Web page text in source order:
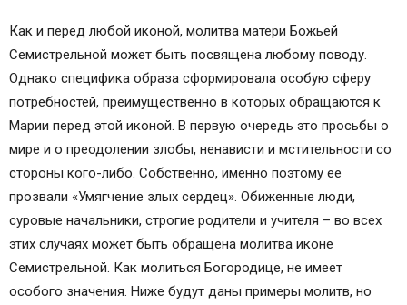
Как и перед любой иконой, молитва матери Божьей
Семистрельной может быть посвящена любому поводу.
Однако специфика образа сформировала особую сферу
потребностей, преимущественно в которых обращаются к
Марии перед этой иконой. В первую очередь это просьбы о
мире и о преодолении злобы, ненависти и мстительности со
стороны кого-либо. Собственно, именно поэтому ее
прозвали «Умягчение злых сердец». Обиженные люди,
суровые начальники, строгие родители и учителя – во всех
этих случаях может быть обращена молитва иконе
Семистрельной. Как молиться Богородице, не имеет
особого значения. Ниже будут даны примеры молитв, но